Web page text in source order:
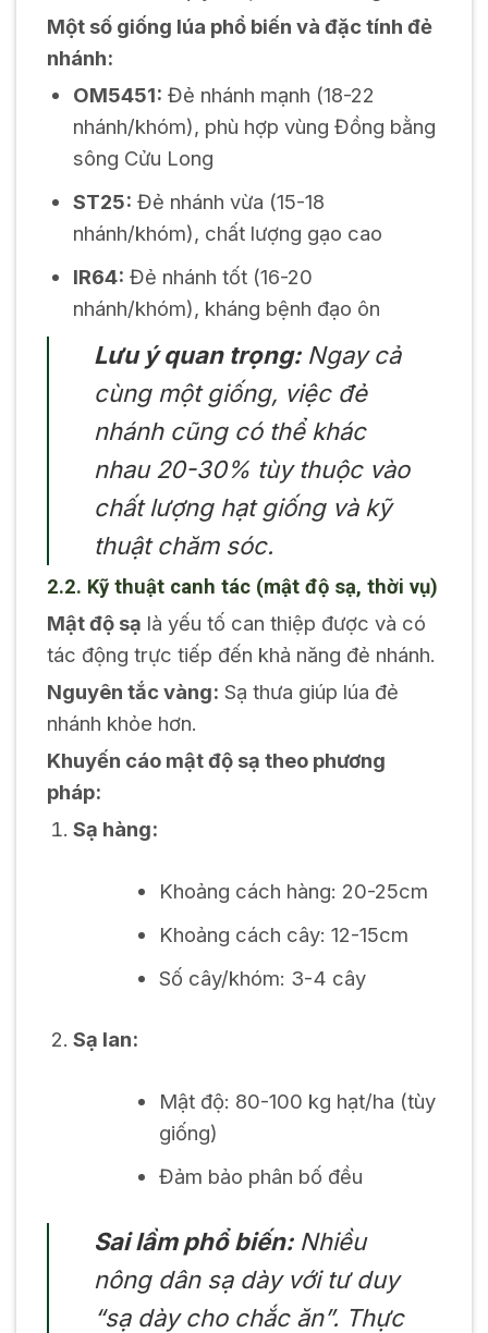
Một số giống lúa phổ biến và đặc tính đẻ
nhánh:
OM5451: Đẻ nhánh mạnh (18-22
nhánh/khóm), phù hợp vùng Đồng bằng
sông Cửu Long
ST25: Đẻ nhánh vừa (15-18
nhánh/khóm), chất lượng gạo cao
IR64: Đẻ nhánh tốt (16-20
nhánh/khóm), kháng bệnh đạo ôn
Lưu ý quan trọng:Ngay cả
cùng một giống, việc đẻ
nhánh cũng có thể khác
nhau 20-30% tùy thuộc vào
chất lượng hạt giống và kỹ
thuật chăm sóc.
2.2. Kỹ thuật canh tác (mật độ sạ, thời vụ)
Mật độ sạ là yếu tố can thiệp được và có
tác động trực tiếp đến khả năng đẻ nhánh.
Nguyên tắc vàng: Sạ thưa giúp lúa đẻ
nhánh khỏe hơn.
Khuyến cáo mật độ sạ theo phương
pháp:
Sạ hàng:
Khoảng cách hàng: 20-25cm
Khoảng cách cây: 12-15cm
Số cây/khóm: 3-4 cây
Sạ lan:
Mật độ: 80-100 kg hạt/ha (tùy
giống)
Đảm bảo phân bố đều
Sai lầm phổ biến:Nhiều
nông dân sạ dày với tư duy
“sạ dày cho chắc ăn”. Thực